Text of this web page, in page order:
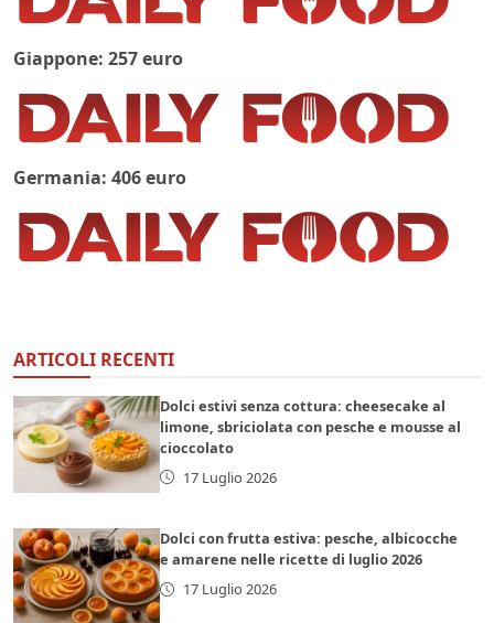
Giappone: 257 euro
Germania: 406 euro
ARTICOLI RECENTI
Dolci estivi senza cottura: cheesecake al
limone, sbriciolata con pesche e mousse al
cioccolato
17 Luglio 2026
Dolci con frutta estiva: pesche, albicocche
e amarene nelle ricette di luglio 2026
17 Luglio 2026